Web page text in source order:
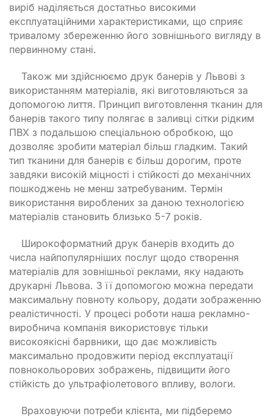
виріб наділяється достатньо високими
експлуатаційними характеристиками, що сприяє
тривалому збереженню його зовнішнього вигляду в
первинному стані.
Також ми здійснюємо друк банерів у Львові з
використанням матеріалів, які виготовляються за
допомогою лиття. Принцип виготовлення тканин для
банерів такого типу полягає в заливці сітки рідким
ПВХ з подальшою спеціальною обробкою, що
дозволяє зробити матеріал більш гладким. Такий
тип тканини для банерів є більш дорогим, проте
завдяки високій міцності і стійкості до механічних
пошкоджень не менш затребуваним. Термін
використання вироблених за даною технологією
матеріалів становить близько 5-7 років.
Широкоформатний друк банерів входить до
числа найпопулярніших послуг щодо створення
матеріалів для зовнішньої реклами, яку надають
друкарні Львова. З її допомогою можна передати
максимальну повноту кольору, додати зображенню
реалістичності. У процесі роботи наша рекламно-
виробнича компанія використовує тільки
високоякісні барвники, що дає можливість
максимально продовжити період експлуатації
повнокольорових зображень, підвищити його
стійкість до ультрафіолетового впливу, вологи.
Враховуючи потреби клієнта, ми підберемо